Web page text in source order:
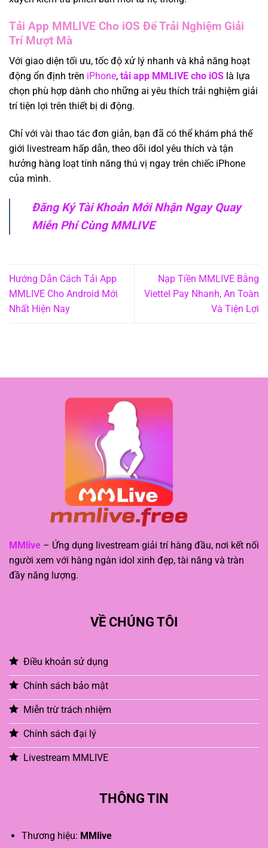
Tải App MMLIVE Cho iOS Để Trải Nghiệm Giải
Trí Mượt Mà
Với giao diện tối ưu, tốc độ xử lý nhanh và khả năng hoạt
động ổn định trên iPhone, tải app MMLIVE cho iOS là lựa
chọn phù hợp dành cho những ai yêu thích trải nghiệm giải
trí tiện lợi trên thiết bị di động.
Chỉ với vài thao tác đơn giản, bạn đã có thể khám phá thế
giới livestream hấp dẫn, theo dõi idol yêu thích và tận
hưởng hàng loạt tính năng thú vị ngay trên chiếc iPhone
của mình.
Đăng Ký Tài Khoản Mới Nhận Ngay Quay
Miễn Phí Cùng MMLIVE
Hướng Dẫn Cách Tải App
MMLIVE Cho Android Mới
Nhất Hiện Nay
Nạp Tiền MMLIVE Bằng
Viettel Pay Nhanh, An Toàn
Và Tiện Lợi
MMlive – Ứng dụng livestream giải trí hàng đầu, nơi kết nối
người xem với hàng ngàn idol xinh đẹp, tài năng và tràn
đầy năng lượng.
VỀ CHÚNG TÔI
Điều khoản sử dụng
Chính sách bảo mật
Miễn trừ trách nhiệm
Chính sách đại lý
Livestream MMLIVE
THÔNG TIN
Thương hiệu: MMlive